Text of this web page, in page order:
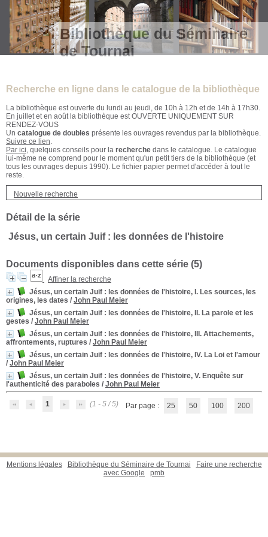
Bibliothèque du Séminaire
de Tournai
Recherche en ligne dans le catalogue de la bibliothèque
La bibliothèque est ouverte du lundi au jeudi, de 10h à 12h et de 14h à 17h30.
En juillet et en août la bibliothèque est OUVERTE UNIQUEMENT SUR
RENDEZ-VOUS
Un catalogue de doubles présente les ouvrages revendus par la bibliothèque.
Suivre ce lien.
Par ici, quelques conseils pour la recherche dans le catalogue. Le catalogue
lui-même ne comprend pour le moment qu'un petit tiers de la bibliothèque (et
tous les ouvrages depuis 1990). Le fichier papier permet d'accéder à tout le
reste.
Nouvelle recherche
Détail de la série
Jésus, un certain Juif : les données de l'histoire
Documents disponibles dans cette série (5)
Affiner la recherche
Jésus, un certain Juif : les données de l'histoire, I. Les sources, les
origines, les dates / John Paul Meier
Jésus, un certain Juif : les données de l'histoire, II. La parole et les
gestes / John Paul Meier
Jésus, un certain Juif : les données de l'histoire, III. Attachements,
affrontements, ruptures / John Paul Meier
Jésus, un certain Juif : les données de l'histoire, IV. La Loi et l'amour
/ John Paul Meier
Jésus, un certain Juif : les données de l'histoire, V. Enquête sur
l'authenticité des paraboles / John Paul Meier
1 (1 - 5 / 5) Par page : 25 50 100 200
Mentions légales Bibliothèque du Séminaire de Tournai
Faire une recherche
avec Google
pmb